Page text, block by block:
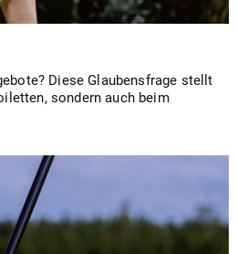
Diese Glaubensfrage stellt
sondern auch beim